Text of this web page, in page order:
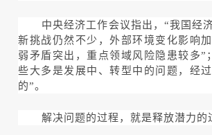
中央经济工作会议指出，“我国经
新挑战仍然不少，外部环境变化影响
弱矛盾突出，重点领域风险隐患较多”
些大多是发展中、转型中的问题，经
的”。
解决问题的过程，就是释放潜力的